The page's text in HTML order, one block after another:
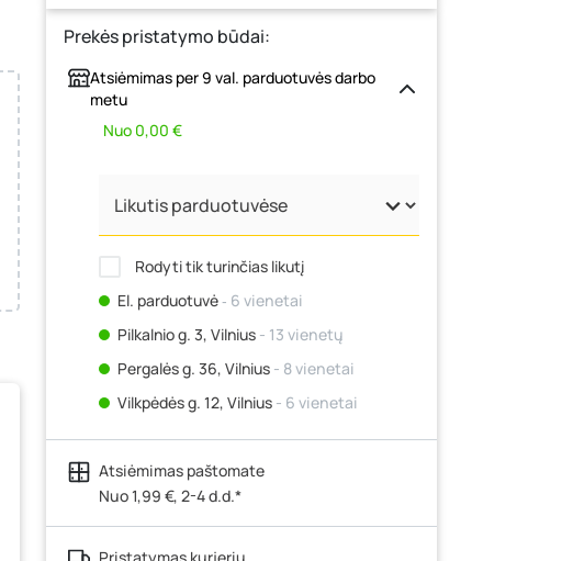
Prekės pristatymo būdai:
Atsiėmimas per 9 val. parduotuvės darbo
metu
Nuo 0,00 €
Rodyti tik turinčias likutį
El. parduotuvė‐ 6 vienetai
Pilkalnio g. 3, Vilnius - 13 vienetų
Pergalės g. 36, Vilnius - 8 vienetai
Vilkpėdės g. 12, Vilnius - 6 vienetai
Ateities g. 15, Vilnius- 10 vienetų
Kauno r., Narsiečių k., Vytauto g. 183,
Kaunas - 10 vienetų
Šilutės pl. 83A, Klaipėda- 16 vienetų
Atsiėmimas paštomate
Nuo 1,99 €, 2-4 d.d.*